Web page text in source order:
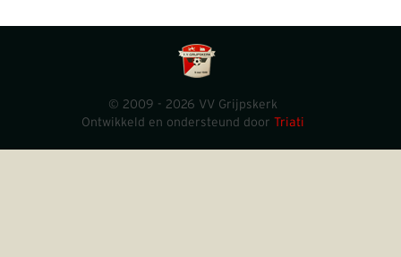
© 2009 - 2026 VV Grijpskerk
Ontwikkeld en ondersteund door Triati